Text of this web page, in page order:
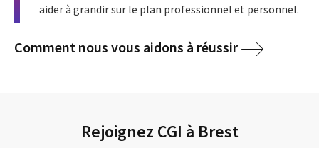
aider à grandir sur le plan professionnel et personnel.
Comment nous vous aidons à réussir
Rejoignez CGI à Brest